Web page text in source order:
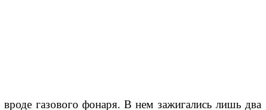
газового фонаря. В нем зажигались лишь два